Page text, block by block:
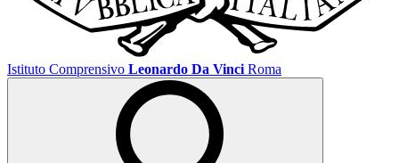
Istituto Comprensivo Leonardo Da Vinci Roma